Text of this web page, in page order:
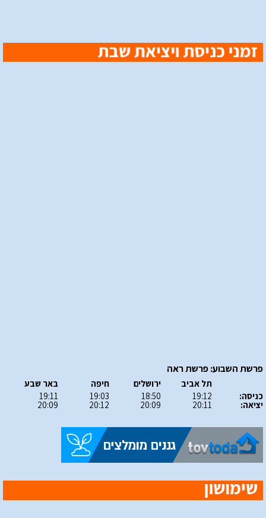
פרשת השבוע: פרשת ראה
כניסה:
יציאה:
תל אביב
19:12
20:11
ירושלים
18:50
20:09
חיפה
19:03
20:12
באר שבע
19:11
20:09